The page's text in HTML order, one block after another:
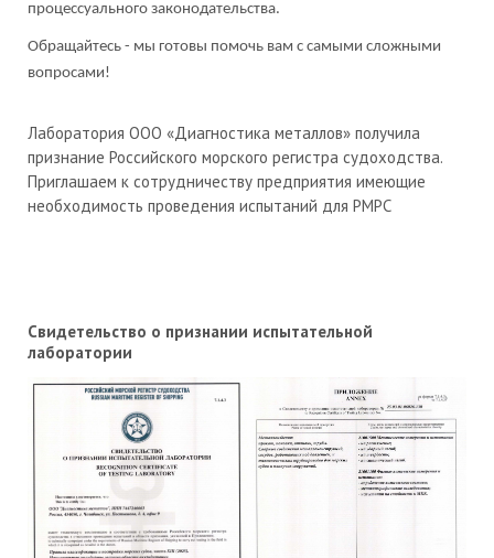
процессуального законодательства.
Обращайтесь - мы готовы помочь вам с самыми сложными
вопросами!
Лаборатория ООО «Диагностика металлов» получила
признание Российского морского регистра судоходства.
Приглашаем к сотрудничеству предприятия имеющие
необходимость проведения испытаний для РМРС
Свидетельство о признании испытательной
лаборатории